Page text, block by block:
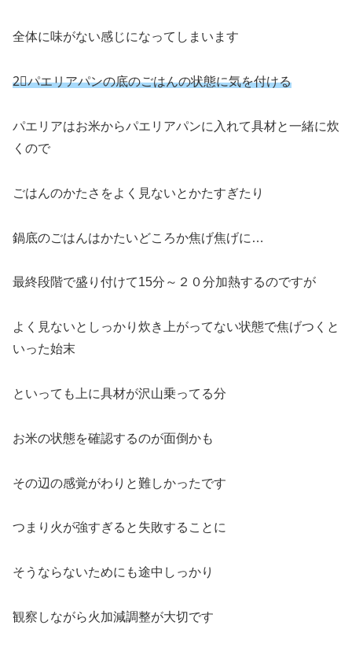
全体に味がない感じになってしまいます
2⃣パエリアパンの底のごはんの状態に気を付ける
パエリアはお米からパエリアパンに入れて具材と一緒に炊
くので
ごはんのかたさをよく見ないとかたすぎたり
鍋底のごはんはかたいどころか焦げ焦げに…
最終段階で盛り付けて15分～２０分加熱するのですが
よく見ないとしっかり炊き上がってない状態で焦げつくと
いった始末
といっても上に具材が沢山乗ってる分
お米の状態を確認するのが面倒かも
その辺の感覚がわりと難しかったです
つまり火が強すぎると失敗することに
そうならないためにも途中しっかり
観察しながら火加減調整が大切です